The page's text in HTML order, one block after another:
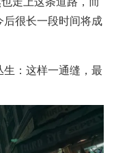
后很长一段时间将成
生：这样一通缝，最